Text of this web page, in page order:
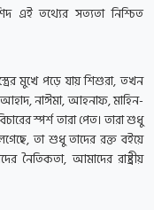
এই তথ্যের সত্যতা নিশ্চিত
মুখে পড়ে যায় শিশুরা, তখন
আহাদ, নাঈমা, আহনাফ, মাহিন-
স্পর্শ তারা পেত। তারা শুধু
তা শুধু তাদের রক্ত বইয়ে
নৈতিকতা, আমাদের রাষ্ট্রীয়